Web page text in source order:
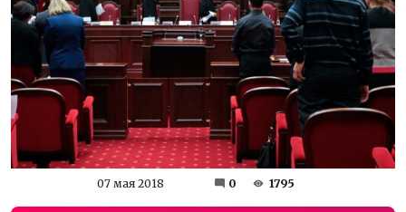
07 мая 2018 0 1795